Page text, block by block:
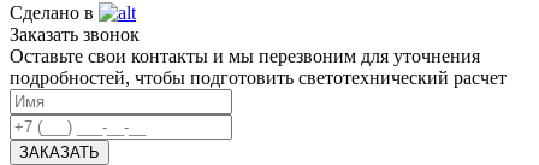
Сделано в
Заказать звонок
Оставьте свои контакты и мы перезвоним для уточнения
подробностей, чтобы подготовить светотехнический расчет
ЗАКАЗАТЬ